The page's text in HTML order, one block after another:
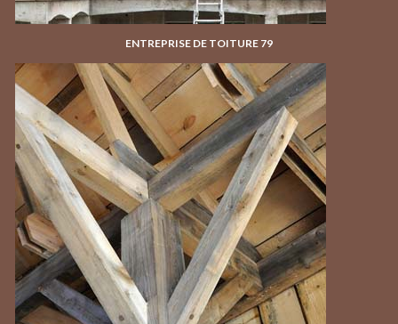
ENTREPRISE DE TOITURE 79